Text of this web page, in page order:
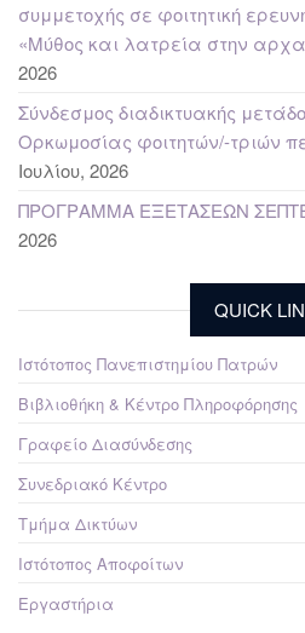
συμμετοχής σε φοιτητική
«Μύθος και λατρεία στην
2026
Σύνδεσμος διαδικτυακής
Ορκωμοσίας φοιτητών/-τριών
Ιουλίου, 2026
ΠΡΟΓΡΑΜΜΑ ΕΞΕΤΑΣΕΩΝ
2026
QUICK
Ιστότοπος Πανεπιστημίου Πατρών
Βιβλιοθήκη & Κέντρο Πληροφόρησης
Γραφείο Διασύνδεσης
Συνεδριακό Κέντρο
Τμήμα Δικτύων
Ιστότοπος Αποφοίτων
Εργαστήρια